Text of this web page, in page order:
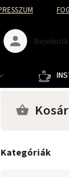
Kosár
Kategóriák